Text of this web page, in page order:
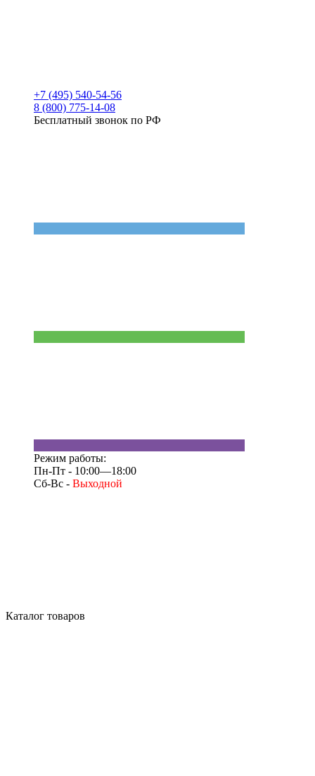
+7 (495) 540-54-56
8 (800) 775-14-08
Бесплатный звонок по РФ
Режим работы:
Пн-Пт - 10:00—18:00
Сб-Вс - Выходной
Каталог товаров